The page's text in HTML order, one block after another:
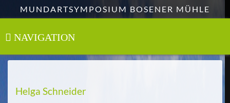
MUNDARTSYMPOSIUM BOSENER MÜHLE
NAVIGATION
Toggle
Helga Schneider